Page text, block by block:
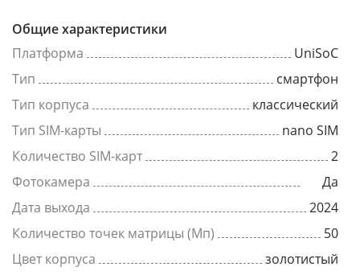
Общие характеристики
Платформа
UniSoC
Тип
смартфон
Тип корпуса
классический
Тип SIM-карты
nano SIM
Количество SIM-карт
2
Фотокамера
Да
Дата выхода
2024
Количество точек матрицы (Мп)
50
Цвет корпуса
золотистый